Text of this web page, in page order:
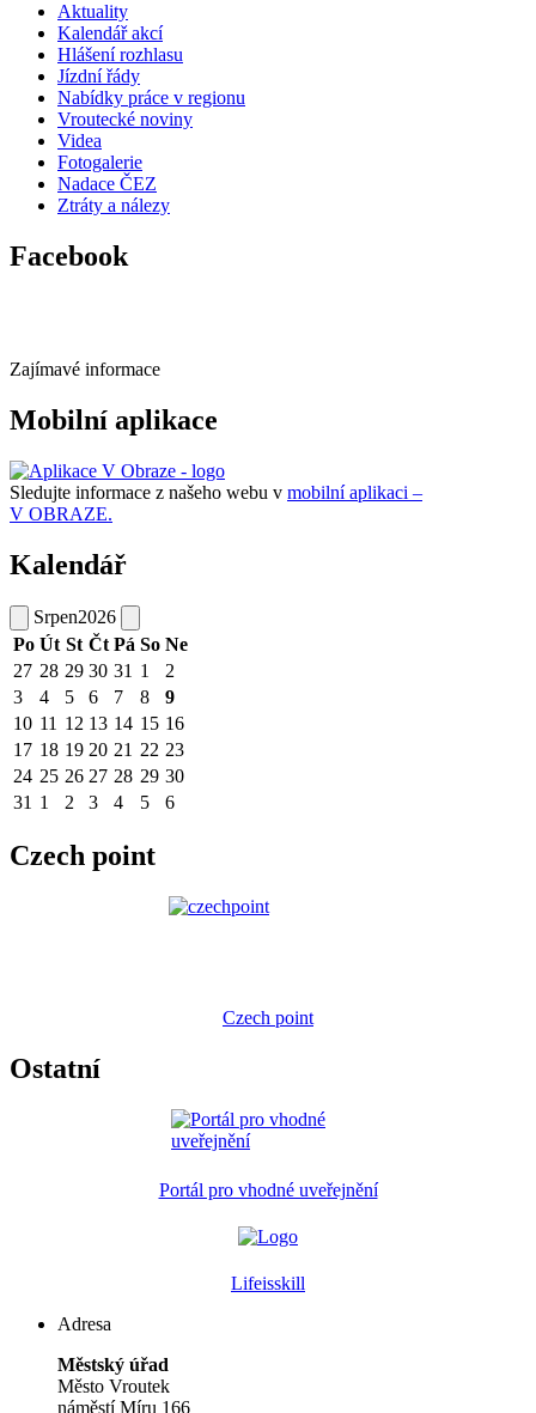
Aktuality
Kalendář akcí
Hlášení rozhlasu
Jízdní řády
Nabídky práce v regionu
Vroutecké noviny
Videa
Fotogalerie
Nadace ČEZ
Ztráty a nálezy
Facebook
Zajímavé informace
Mobilní aplikace
Sledujte informace z našeho webu v mobilní aplikaci –
V OBRAZE.
Kalendář
Srpen2026
Po Út St Čt Pá So Ne
27 28 29 30 31 1
2
3
4 5 6 7 8
9
10 11 12 13 14 15 16
17 18 19 20 21 22 23
24 25 26 27 28 29 30
31 1 2 3 4 5 6
Czech point
Czech point
Ostatní
Portál pro vhodné uveřejnění
Lifeisskill
Adresa
Městský úřad
Město Vroutek
náměstí Míru 166